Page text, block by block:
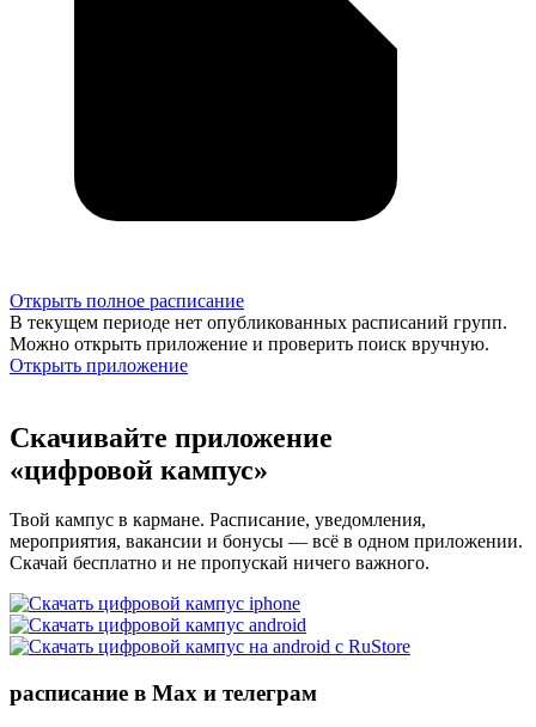
Открыть полное расписание
В текущем периоде нет опубликованных расписаний групп.
Можно открыть приложение и проверить поиск вручную.
Открыть приложение
Скачивайте приложение
«цифровой кампус»
Твой кампус в кармане. Расписание, уведомления,
мероприятия, вакансии и бонусы — всё в одном приложении.
Скачай бесплатно и не пропускай ничего важного.
расписание в Max и телеграм